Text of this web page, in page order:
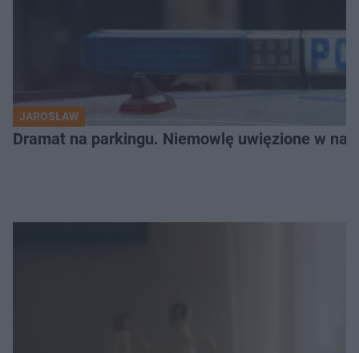
JAROSŁAW
Dramat na parkingu. Niemowlę uwięzione w